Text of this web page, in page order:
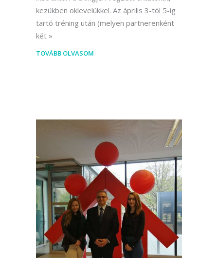
kezükben oklevelükkel. Az április 3-tól 5-ig
tartó tréning után (melyen partnerenként
két
TOVÁBB OLVASOM